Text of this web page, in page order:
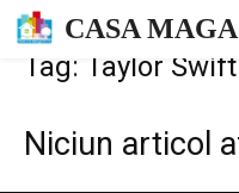
CASA
Tag: Taylor Swift
Niciun articol